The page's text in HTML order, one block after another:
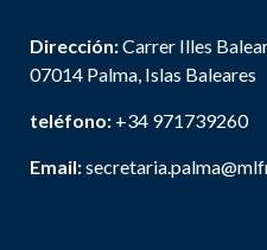
Dirección:Carrer Illes
07014 Palma, Islas Baleares
teléfono: +34 971739260
Email: